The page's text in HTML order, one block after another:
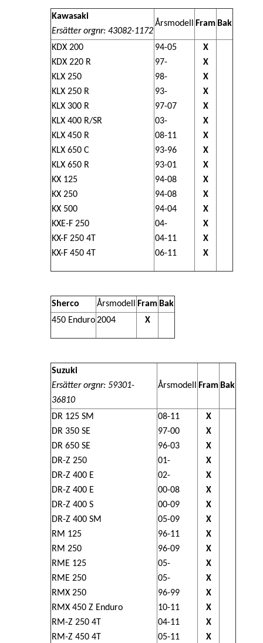
Kawasaki
Ersätter orgnr: 43082-1172
Årsmodell Fram Bak
KDX 200
KDX 220 R
KLX 250
KLX 250 R
KLX 300 R
KLX 400 R/SR
KLX 450 R
KLX 650 C
KLX 650 R
KX 125
KX 250
KX 500
KXE-F 250
KX-F 250 4T
KX-F 450 4T
94-05
97-
98-
93-
97-07
03-
08-11
93-96
93-01
94-08
94-08
94-04
04-
04-11
06-11
X
X
X
X
X
X
X
X
X
X
X
X
X
X
X
Sherco Årsmodell Fram Bak
450 Enduro2004 X
Suzuki
Ersätter orgnr: 59301-
36810
Årsmodell Fram Bak
DR 125 SM
DR 350 SE
DR 650 SE
DR-Z 250
DR-Z 400 E
DR-Z 400 E
DR-Z 400 S
DR-Z 400 SM
RM 125
RM 250
RME 125
RME 250
RMX 250
RMX 450 Z Enduro
RM-Z 250 4T
RM-Z 450 4T
08-11
97-00
96-03
01-
02-
00-08
00-09
05-09
96-11
96-09
05-
05-
96-99
10-11
04-11
05-11
X
X
X
X
X
X
X
X
X
X
X
X
X
X
X
X